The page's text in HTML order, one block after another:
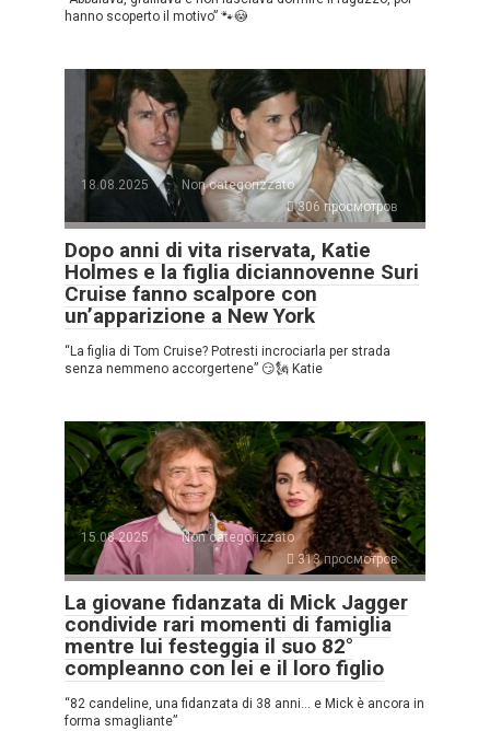
hanno scoperto il motivo” 🐾😳
18.08.2025
Non categorizzato
306 просмотров
Dopo anni di vita riservata, Katie
Holmes e la figlia diciannovenne Suri
Cruise fanno scalpore con
un’apparizione a New York
“La figlia di Tom Cruise? Potresti incrociarla per strada
senza nemmeno accorgertene” 😏🗽 Katie
15.08.2025
Non categorizzato
313 просмотров
La giovane fidanzata di Mick Jagger
condivide rari momenti di famiglia
mentre lui festeggia il suo 82°
compleanno con lei e il loro figlio
“82 candeline, una fidanzata di 38 anni… e Mick è ancora in
forma smagliante”